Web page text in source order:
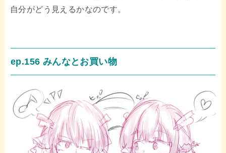
自分がどう見えるかなのです。
ep.156 みんなとお買い物